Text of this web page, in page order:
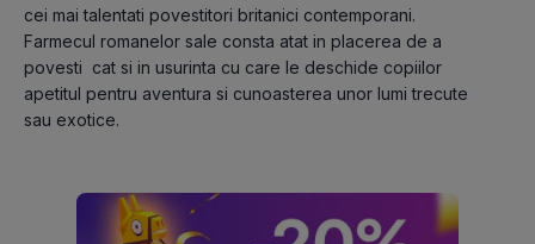
cei mai talentati povestitori britanici contemporani.
Farmecul romanelor sale consta atat in placerea de a
povesti  cat si in usurinta cu care le deschide copiilor
apetitul pentru aventura si cunoasterea unor lumi trecute
sau exotice.